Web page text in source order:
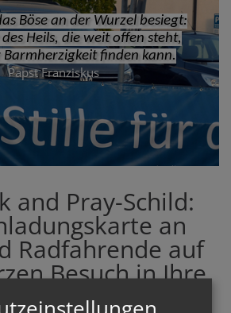
Böse an der Wurzel besiegt:
Heils, die weit offen steht,
finden kann.
Papst Franziskus
and Pray-Schild:
an
Radfahrende auf
Besuch in Ihre
Kirche